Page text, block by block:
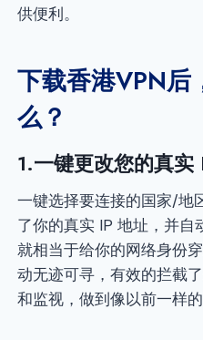
供便利。
下载香港VPN后
么？
1.一键更改您的真
一键选择要连接的国家/地
了你的真实 IP 地址，并自
就相当于给你的网络身份
动无迹可寻，有效的拦截
和监视，做到像以前一样